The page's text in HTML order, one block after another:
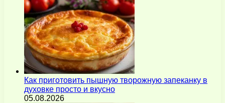
Как приготовить пышную творожную запеканку в
духовке просто и вкусно
05.08.2026